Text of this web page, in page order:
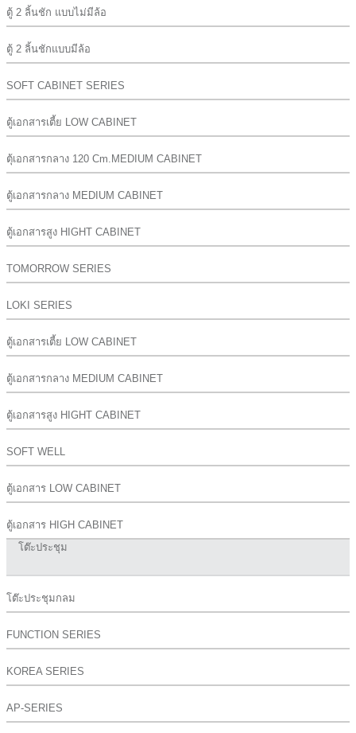
ตู้ 2 ลิ้นชัก แบบไม่มีล้อ
ตู้ 2 ลิ้นชักแบบมีล้อ
SOFT CABINET SERIES
ตู้เอกสารเตี้ย LOW CABINET
ตุ้เอกสารกลาง 120 Cm.MEDIUM CABINET
ตู้เอกสารกลาง MEDIUM CABINET
ตู้เอกสารสูง HIGHT CABINET
TOMORROW SERIES
LOKI SERIES
ตู้เอกสารเตี้ย LOW CABINET
ตู้เอกสารกลาง MEDIUM CABINET
ตู้เอกสารสูง HIGHT CABINET
SOFT WELL
ตู้เอกสาร LOW CABINET
ตู้เอกสาร HIGH CABINET
โต๊ะประชุม
โต๊ะประชุมกลม
FUNCTION SERIES
KOREA SERIES
AP-SERIES